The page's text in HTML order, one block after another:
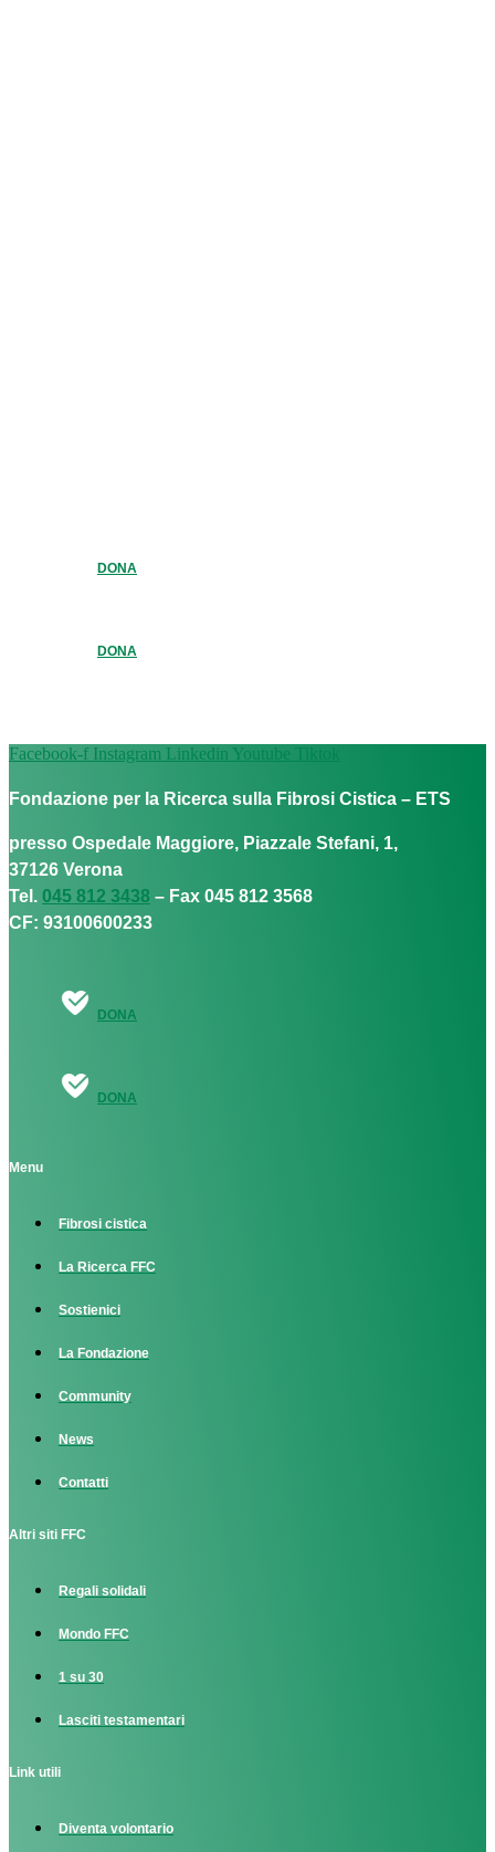
DONA
DONA
Facebook-f Instagram Linkedin Youtube Tiktok
Fondazione per la Ricerca sulla Fibrosi Cistica – ETS
presso Ospedale Maggiore, Piazzale Stefani, 1,
37126 Verona
Tel. 045 812 3438 – Fax 045 812 3568
CF: 93100600233
DONA
DONA
Menu
Fibrosi cistica
La Ricerca FFC
Sostienici
La Fondazione
Community
News
Contatti
Altri siti FFC
Regali solidali
Mondo FFC
1 su 30
Lasciti testamentari
Link utili
Diventa volontario